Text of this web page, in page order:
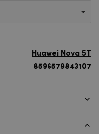
Huawei Nova 5T
8596579843107